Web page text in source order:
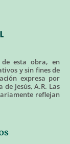
esta obra, en
y sin fines de
expresa por
Jesús, A.R. Las
reflejan